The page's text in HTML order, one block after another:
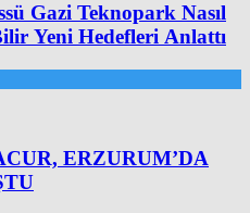
Gazi Teknopark Nasıl
Yeni Hedefleri Anlattı
ERZURUM’DA